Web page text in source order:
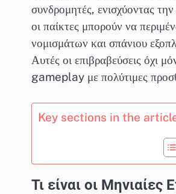
συνδρομητές, ενισχύοντας
οι παίκτες μπορούν να
νομισμάτων και σπάνιου
Αυτές οι επιβραβεύσεις όχι
gameplay με πολύτιμες
Key sections in the
Τι είναι οι